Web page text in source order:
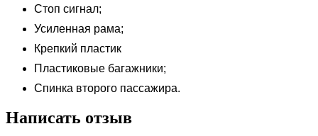
Стоп сигнал;
Усиленная рама;
Крепкий пластик
Пластиковые багажники;
Спинка второго пассажира.
Написать отзыв